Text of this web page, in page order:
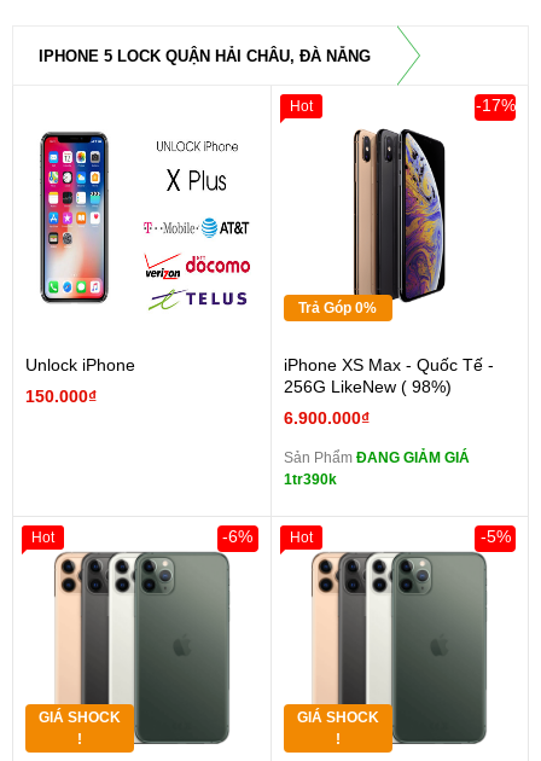
IPHONE 5 LOCK QUẬN HẢI CHÂU, ĐÀ NẴNG
Unlock iPhone
150.000₫
Trả Góp 0%
iPhone XS Max - Quốc Tế -
256G LikeNew ( 98%)
6.900.000₫
-17%
Sản Phẩm ĐANG GIẢM GIÁ
1tr390k
Hot
GIÁ SHOCK
!
-6%
Hot
GIÁ SHOCK
!
-5%
Hot